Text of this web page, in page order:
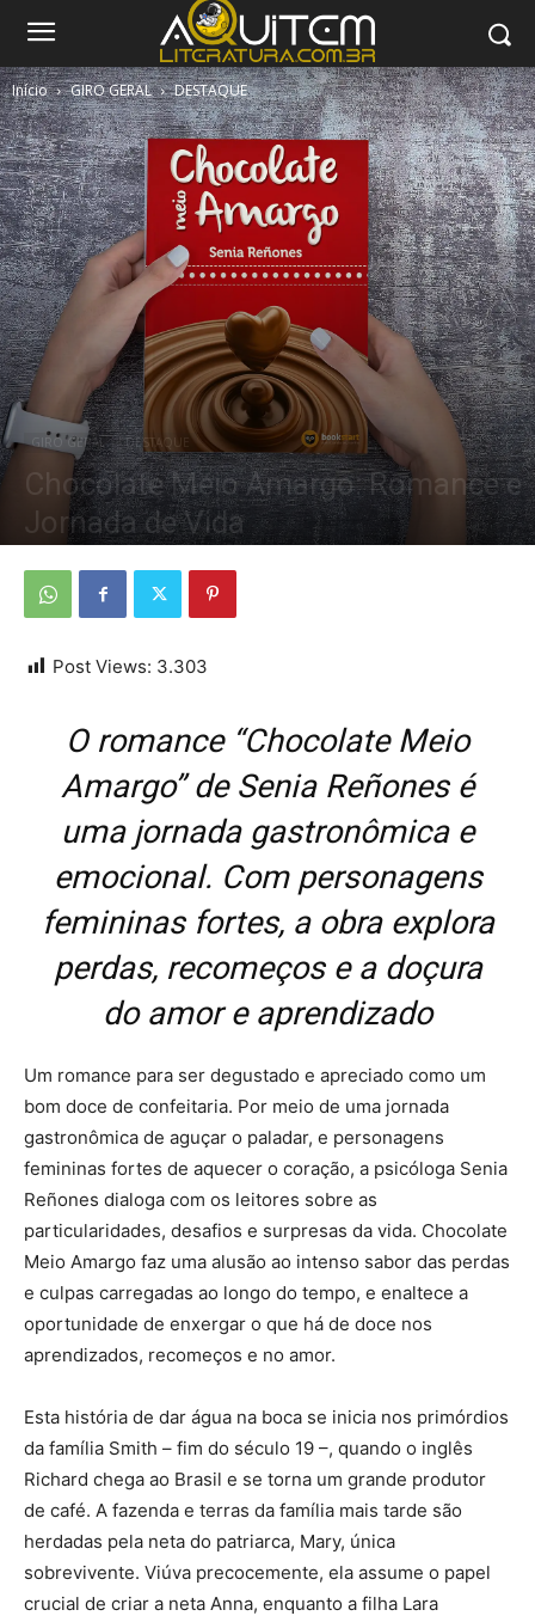
Início GIRO GERAL DESTAQUE
GIRO GERAL DESTAQUE
Chocolate Meio Amargo: Romance e
Jornada de Vida
Post Views: 3.303
O romance “Chocolate Meio
Amargo” de Senia Reñones é
uma jornada gastronômica e
emocional. Com personagens
femininas fortes, a obra explora
perdas, recomeços e a doçura
do amor e aprendizado
Um romance para ser degustado e apreciado como um
bom doce de confeitaria. Por meio de uma jornada
gastronômica de aguçar o paladar, e personagens
femininas fortes de aquecer o coração, a psicóloga Senia
Reñones dialoga com os leitores sobre as
particularidades, desafios e surpresas da vida. Chocolate
Meio Amargo faz uma alusão ao intenso sabor das perdas
e culpas carregadas ao longo do tempo, e enaltece a
oportunidade de enxergar o que há de doce nos
aprendizados, recomeços e no amor.
Esta história de dar água na boca se inicia nos primórdios
da família Smith – fim do século 19 –, quando o inglês
Richard chega ao Brasil e se torna um grande produtor
de café. A fazenda e terras da família mais tarde são
herdadas pela neta do patriarca, Mary, única
sobrevivente. Viúva precocemente, ela assume o papel
crucial de criar a neta Anna, enquanto a filha Lara